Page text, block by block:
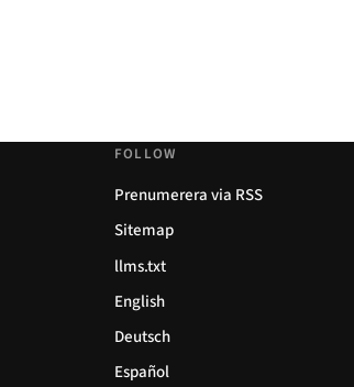
FOLLOW
Prenumerera via RSS
Sitemap
llms.txt
English
Deutsch
Español